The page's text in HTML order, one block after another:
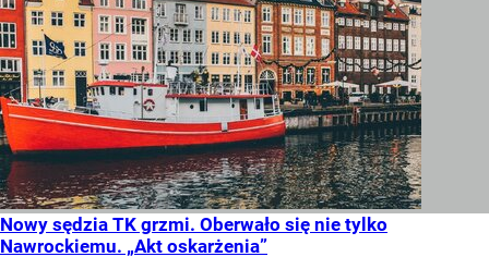
Nowy sędzia TK grzmi. Oberwało się nie tylko
Nawrockiemu. „Akt oskarżenia”